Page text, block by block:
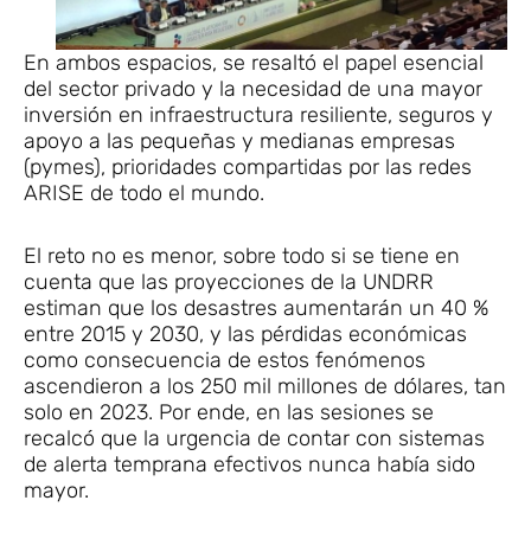
En ambos espacios, se resaltó el papel esencial
del sector privado y la necesidad de una mayor
inversión en infraestructura resiliente, seguros y
apoyo a las pequeñas y medianas empresas
(pymes), prioridades compartidas por las redes
ARISE de todo el mundo.
El reto no es menor, sobre todo si se tiene en
cuenta que las proyecciones de la UNDRR
estiman que los desastres aumentarán un 40 %
entre 2015 y 2030, y las pérdidas económicas
como consecuencia de estos fenómenos
ascendieron a los 250 mil millones de dólares, tan
solo en 2023. Por ende, en las sesiones se
recalcó que la urgencia de contar con sistemas
de alerta temprana efectivos nunca había sido
mayor.